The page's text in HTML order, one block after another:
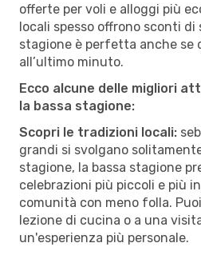
offerte per voli e alloggi più
locali spesso offrono sconti di
stagione è perfetta anche se
all’ultimo minuto.
Ecco alcune delle migliori
la bassa stagione:
Scopri le tradizioni locali:
grandi si svolgano
stagione, la bassa stagione
celebrazioni più piccoli e più
comunità con meno folla.
lezione di cucina o a una
un'esperienza più personale.